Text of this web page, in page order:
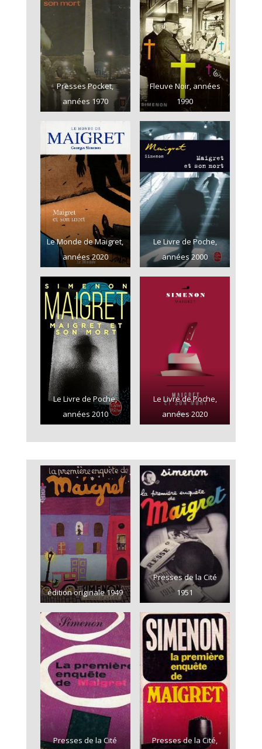
Presses Pocket,
années 1970
Fleuve Noir, années
1990
Le Monde de Maigret,
années 2020
Le Livre de Poche,
années 2000
Le Livre de Poche,
années 2010
Le Livre de Poche,
années 2020
édition originale 1949
Presses de la Cité
1951
Presses de la Cité
Presses de la Cité,